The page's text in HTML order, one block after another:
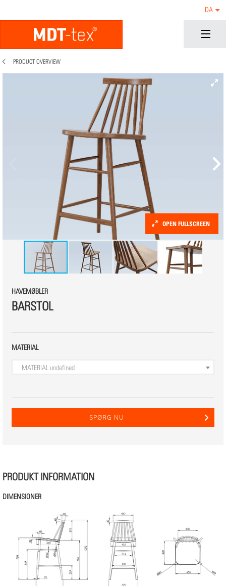
DA
PRODUCT OVERVIEW
OPEN FULLSCREEN
HAVEMØBLER
BARSTOL
MATERIAL
MATERIAL undefined
SPØRG NU
PRODUKT INFORMATION
DIMENSIONER